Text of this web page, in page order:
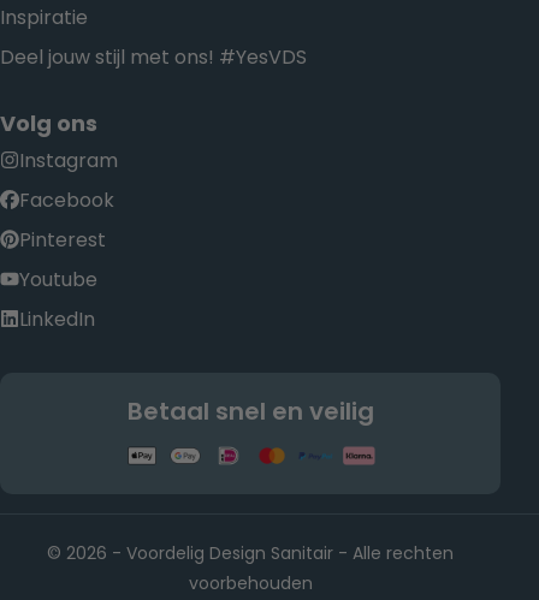
Inspiratie
Deel jouw stijl met ons! #YesVDS
Volg ons
Instagram
Facebook
Pinterest
Youtube
LinkedIn
Betaal snel en veilig
© 2026 - Voordelig Design Sanitair - Alle rechten
voorbehouden